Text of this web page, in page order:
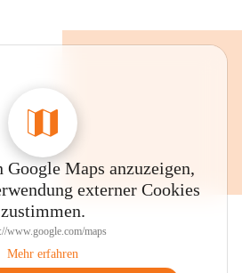
Maps anzuzeigen,
externer Cookies
zustimmen.
www.google.com/maps
Mehr erfahren